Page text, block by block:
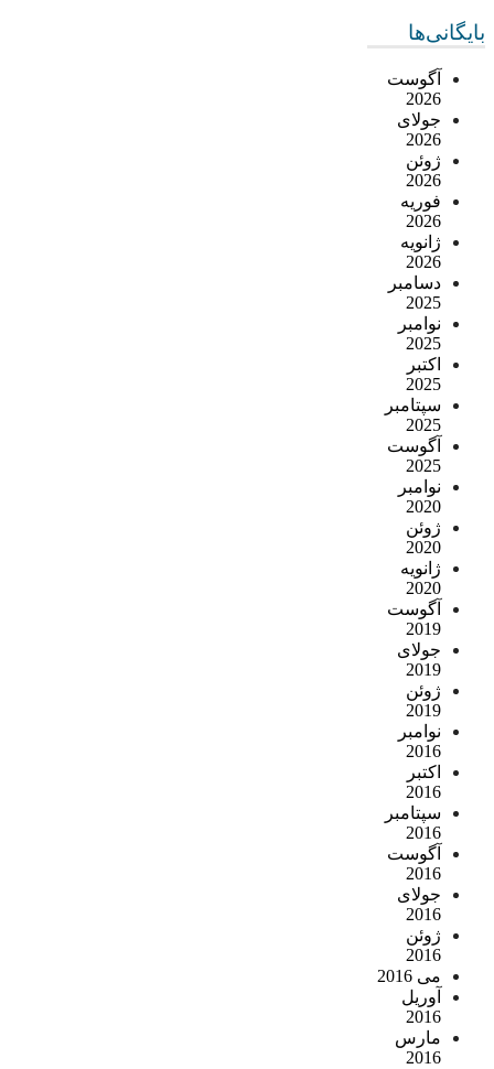
بایگانی‌ها
آگوست
2026
جولای
2026
ژوئن
2026
فوریه
2026
ژانویه
2026
دسامبر
2025
نوامبر
2025
اکتبر
2025
سپتامبر
2025
آگوست
2025
نوامبر
2020
ژوئن
2020
ژانویه
2020
آگوست
2019
جولای
2019
ژوئن
2019
نوامبر
2016
اکتبر
2016
سپتامبر
2016
آگوست
2016
جولای
2016
ژوئن
2016
می 2016
آوریل
2016
مارس
2016